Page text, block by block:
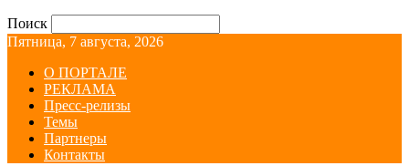
Поиск
Пятница, 7 августа, 2026
О ПОРТАЛЕ
РЕКЛАМА
Пресс-релизы
Темы
Партнеры
Контакты